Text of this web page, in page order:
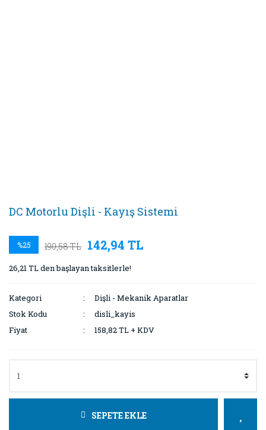
DC Motorlu Dişli - Kayış Sistemi
%25 190,58 TL 142,94 TL
26,21 TL den başlayan taksitlerle!
Kategori
Dişli - Mekanik Aparatlar
Stok Kodu
disli_kayis
Fiyat
158,82 TL + KDV
SEPETE EKLE